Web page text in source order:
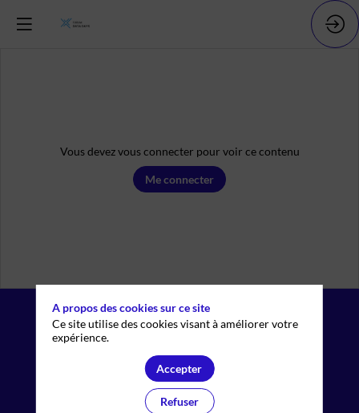
Vous devez vous connecter pour voir ce contenu
Me connecter
David Berenfus et
Mentions légales
A propos des cookies sur ce site
Ce site utilise des cookies visant à améliorer votre
expérience.
Accepter
Refuser